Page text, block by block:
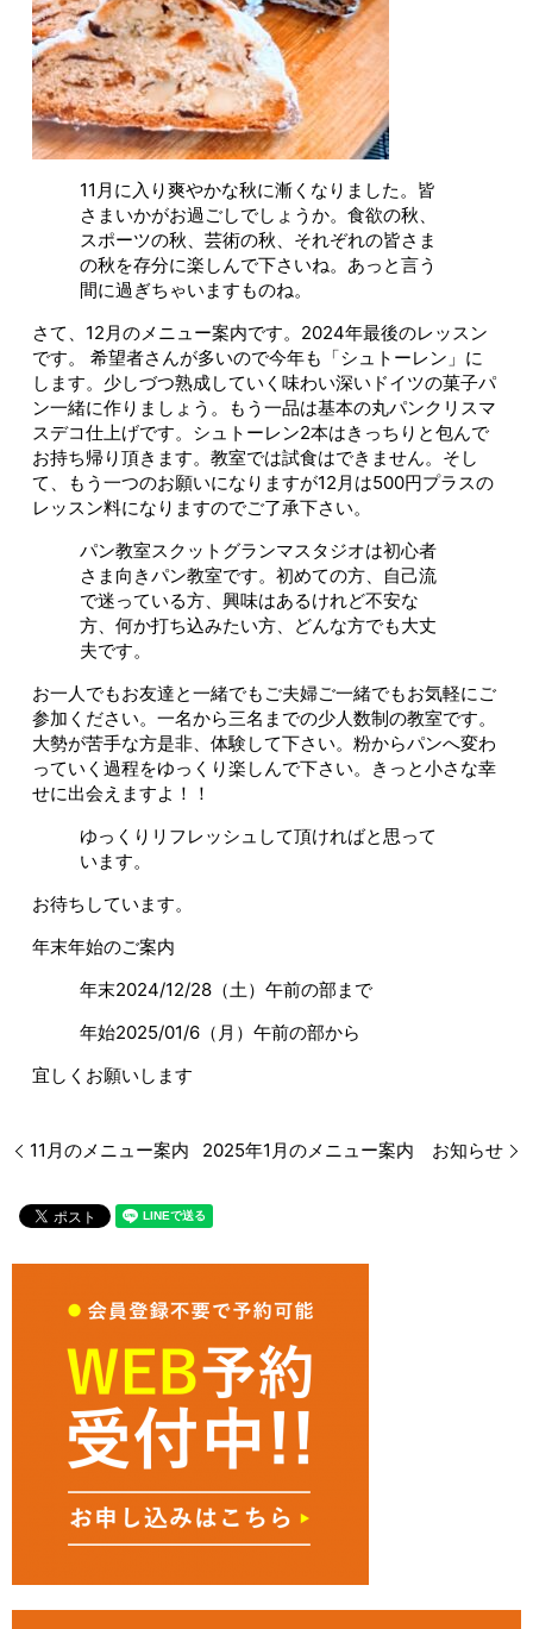
11月に入り爽やかな秋に漸くなりました。皆
さまいかがお過ごしでしょうか。食欲の秋、
スポーツの秋、芸術の秋、それぞれの皆さま
の秋を存分に楽しんで下さいね。あっと言う
間に過ぎちゃいますものね。
さて、12月のメニュー案内です。2024年最後のレッスン
です。 希望者さんが多いので今年も「シュトーレン」に
します。少しづつ熟成していく味わい深いドイツの菓子パ
ン一緒に作りましょう。もう一品は基本の丸パンクリスマ
スデコ仕上げです。シュトーレン2本はきっちりと包んで
お持ち帰り頂きます。教室では試食はできません。そし
て、もう一つのお願いになりますが12月は500円プラスの
レッスン料になりますのでご了承下さい。
パン教室スクットグランマスタジオは初心者
さま向きパン教室です。初めての方、自己流
で迷っている方、興味はあるけれど不安な
方、何か打ち込みたい方、どんな方でも大丈
夫です。
お一人でもお友達と一緒でもご夫婦ご一緒でもお気軽にご
参加ください。一名から三名までの少人数制の教室です。
大勢が苦手な方是非、体験して下さい。粉からパンへ変わ
っていく過程をゆっくり楽しんで下さい。きっと小さな幸
せに出会えますよ！！
ゆっくりリフレッシュして頂ければと思って
います。
お待ちしています。
年末年始のご案内
年末2024/12/28（土）午前の部まで
年始2025/01/6（月）午前の部から
宜しくお願いします
11月のメニュー案内 2025年1月のメニュー案内 お知らせ